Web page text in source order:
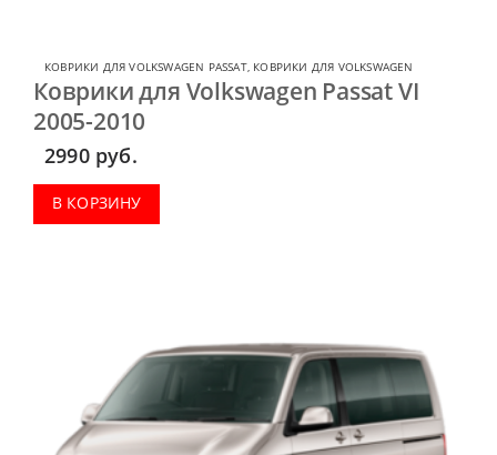
КОВРИКИ ДЛЯ VOLKSWAGEN PASSAT, КОВРИКИ ДЛЯ VOLKSWAGEN
Коврики для Volkswagen Passat VI
2005-2010
2990 руб.
В КОРЗИНУ